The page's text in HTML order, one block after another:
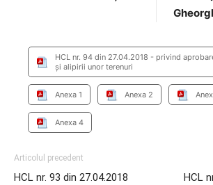
HCL nr. 94 din 27.04.2018 - privind
și alipirii unor terenuri
Anexa 1 Anexa 2
Anexa 4
Articolul precedent
HCL nr. 93 din 27.04.2018 HCL